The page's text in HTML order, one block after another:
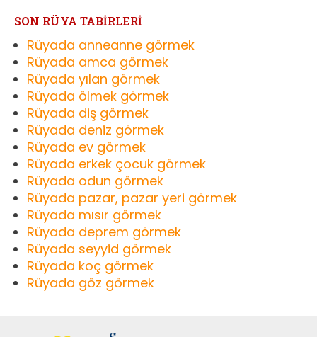
SON RÜYA TABİRLERİ
Rüyada anneanne görmek
Rüyada amca görmek
Rüyada yılan görmek
Rüyada ölmek görmek
Rüyada diş görmek
Rüyada deniz görmek
Rüyada ev görmek
Rüyada erkek çocuk görmek
Rüyada odun görmek
Rüyada pazar, pazar yeri görmek
Rüyada mısır görmek
Rüyada deprem görmek
Rüyada seyyid görmek
Rüyada koç görmek
Rüyada göz görmek